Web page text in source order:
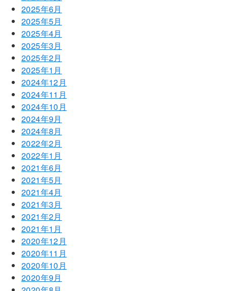
2025年6月
2025年5月
2025年4月
2025年3月
2025年2月
2025年1月
2024年12月
2024年11月
2024年10月
2024年9月
2024年8月
2022年2月
2022年1月
2021年6月
2021年5月
2021年4月
2021年3月
2021年2月
2021年1月
2020年12月
2020年11月
2020年10月
2020年9月